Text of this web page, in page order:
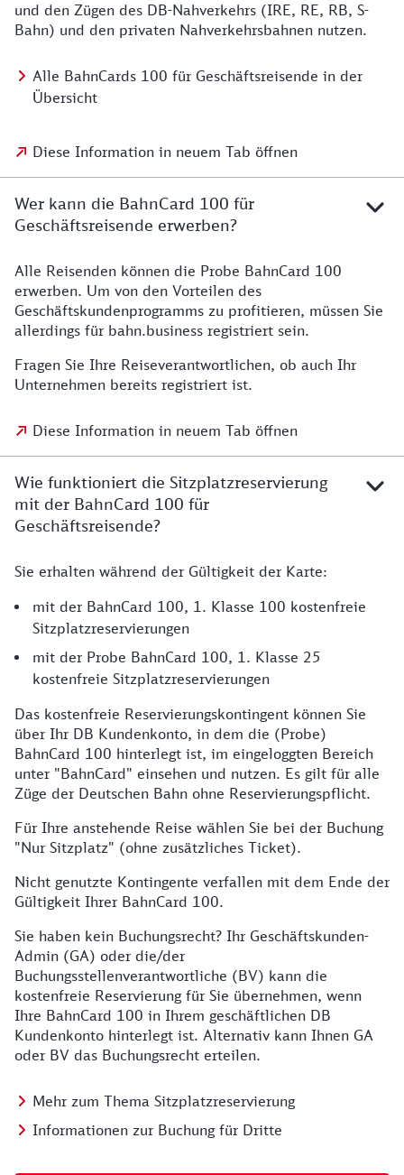
und den Zügen des DB-Nahverkehrs (IRE, RE, RB, S-
Bahn) und den privaten Nahverkehrsbahnen nutzen.
Alle BahnCards 100 für Geschäftsreisende in der
Übersicht
Diese Information in neuem Tab öffnen
Wer kann die BahnCard 100 für
Geschäftsreisende erwerben?
Alle Reisenden können die Probe BahnCard 100
erwerben. Um von den Vorteilen des
Geschäftskundenprogramms zu profitieren, müssen Sie
allerdings für bahn.business registriert sein.
Fragen Sie Ihre Reise­verant­wortlichen, ob auch Ihr
Unte­rnehmen bereits registriert ist.
Diese Information in neuem Tab öffnen
Wie funktioniert die Sitzplatzreservierung
mit der BahnCard 100 für
Geschäftsreisende?
Sie erhalten während der Gültigkeit der Karte:
mit der BahnCard 100, 1. Klasse 100 kostenfreie
Sitzplatzreservierungen
mit der Probe BahnCard 100, 1. Klasse 25
kostenfreie Sitzplatzreservierungen
Das kostenfreie Reservierungskontingent können Sie
über Ihr DB Kundenkonto, in dem die (Probe)
BahnCard 100 hinterlegt ist, im eingeloggten Bereich
unter "BahnCard" einsehen und nutzen. Es gilt für alle
Züge der Deutschen Bahn ohne Reservierungspflicht.
Für Ihre anstehende Reise wählen Sie bei der Buchung
"Nur Sitzplatz" (ohne zusätzliches Ticket).
Nicht genutzte Kontingente verfallen mit dem Ende der
Gültigkeit Ihrer BahnCard 100.
Sie haben kein Buchungsrecht? Ihr Geschäftskunden-
Admin (GA) oder die/der
Buchungsstellenverantwortliche (BV) kann die
kostenfreie Reservierung für Sie übernehmen, wenn
Ihre BahnCard 100 in Ihrem geschäftlichen DB
Kundenkonto hinterlegt ist. Alternativ kann Ihnen GA
oder BV das Buchungsrecht erteilen.
Mehr zum Thema Sitzplatzreservierung
Informationen zur Buchung für Dritte